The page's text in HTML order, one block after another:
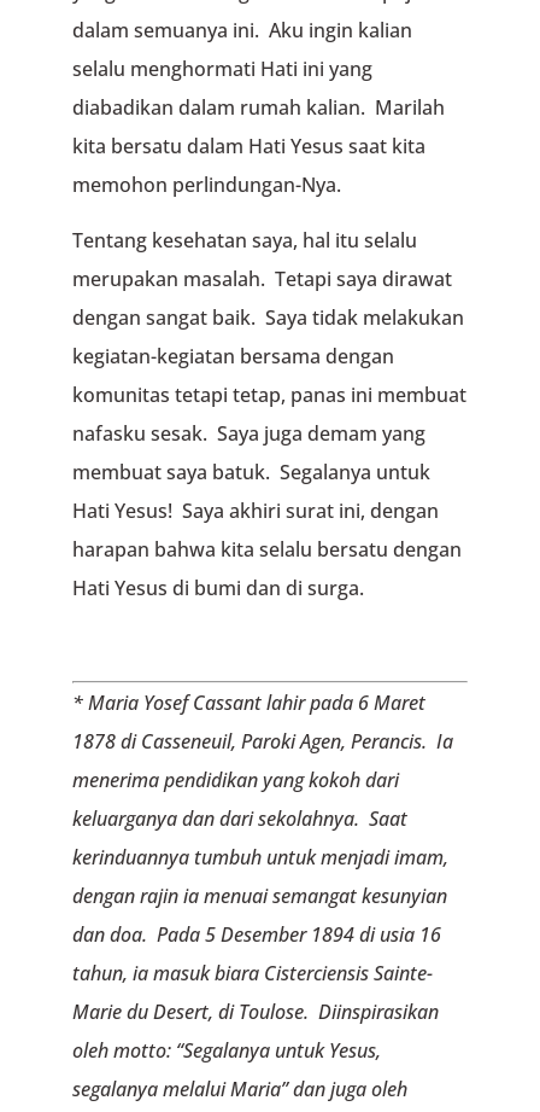
dalam semuanya ini. Aku ingin kalian
selalu menghormati Hati ini yang
diabadikan dalam rumah kalian. Marilah
kita bersatu dalam Hati Yesus saat kita
memohon perlindungan-Nya.
Tentang kesehatan saya, hal itu selalu
merupakan masalah. Tetapi saya dirawat
dengan sangat baik. Saya tidak melakukan
kegiatan-kegiatan bersama dengan
komunitas tetapi tetap, panas ini membuat
nafasku sesak. Saya juga demam yang
membuat saya batuk. Segalanya untuk
Hati Yesus! Saya akhiri surat ini, dengan
harapan bahwa kita selalu bersatu dengan
Hati Yesus di bumi dan di surga.
* Maria Yosef Cassant lahir pada 6 Maret
1878 di Casseneuil, Paroki Agen, Perancis. Ia
menerima pendidikan yang kokoh dari
keluarganya dan dari sekolahnya. Saat
kerinduannya tumbuh untuk menjadi imam,
dengan rajin ia menuai semangat kesunyian
dan doa. Pada 5 Desember 1894 di usia 16
tahun, ia masuk biara Cisterciensis Sainte-
Marie du Desert, di Toulose. Diinspirasikan
oleh motto: “Segalanya untuk Yesus,
segalanya melalui Maria” dan juga oleh